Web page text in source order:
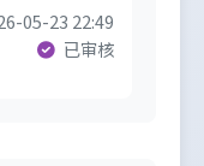
05-23 22:49
已审核